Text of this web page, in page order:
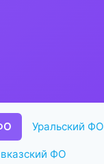
Уральский ФО
ФО